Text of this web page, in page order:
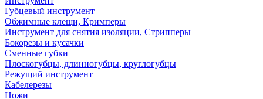
Губцевый инструмент
Обжимные клещи, Кримперы
Инструмент для снятия изоляции, Стрипперы
Бокорезы и кусачки
Сменные губки
Плоскогубцы, длинногубцы, круглогубцы
Режущий инструмент
Кабелерезы
Ножи